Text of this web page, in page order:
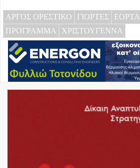
ΑΡΓΟΣ ΟΡΕΣΤΙΚΟ ΓΙΟΡΤΕΣ
ΠΡΟΓΡΑΜΜΑ
ΧΡΙΣΤΟΥΓΕΝΝΑ